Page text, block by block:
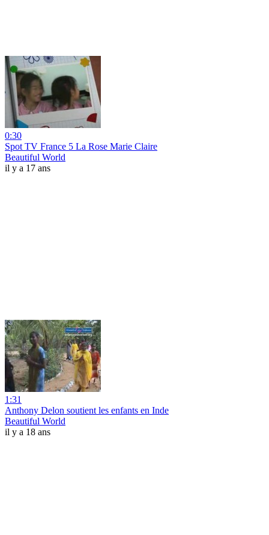
0:30
Spot TV France 5 La Rose Marie Claire
Beautiful World
il y a 17 ans
1:31
Anthony Delon soutient les enfants en Inde
Beautiful World
il y a 18 ans